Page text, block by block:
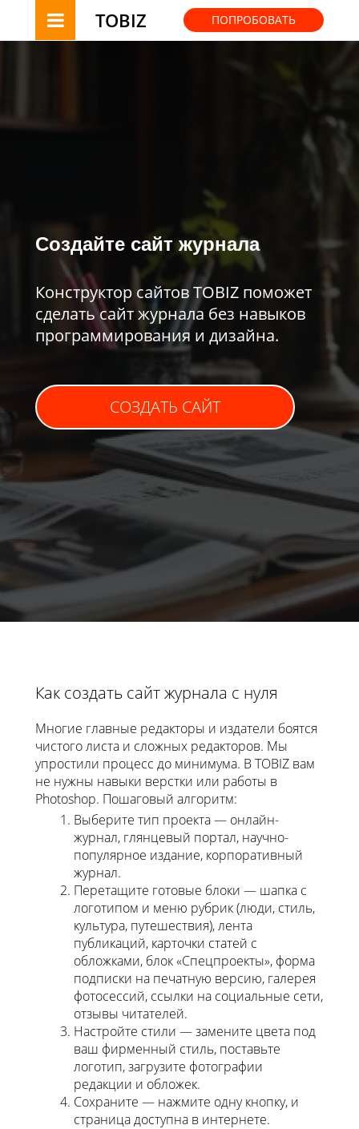
TOBIZ ПОПРОБОВАТЬ
Создайте сайт журнала
Конструктор сайтов TOBIZ поможет
сделать сайт журнала без навыков
программирования и дизайна.
СОЗДАТЬ САЙТ
Как создать сайт журнала с нуля
Многие главные редакторы и издатели боятся
чистого листа и сложных редакторов. Мы
упростили процесс до минимума. В TOBIZ вам
не нужны навыки верстки или работы в
Photoshop. Пошаговый алгоритм:
Выберите тип проекта — онлайн-
журнал, глянцевый портал, научно-
популярное издание, корпоративный
журнал.
Перетащите готовые блоки — шапка с
логотипом и меню рубрик (люди, стиль,
культура, путешествия), лента
публикаций, карточки статей с
обложками, блок «Спецпроекты», форма
подписки на печатную версию, галерея
фотосессий, ссылки на социальные сети,
отзывы читателей.
Настройте стили — замените цвета под
ваш фирменный стиль, поставьте
логотип, загрузите фотографии
редакции и обложек.
Сохраните — нажмите одну кнопку, и
страница доступна в интернете.